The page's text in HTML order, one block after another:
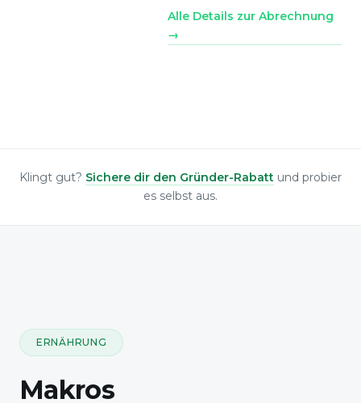
Alle Details zur Abrechnung
→
Klingt gut? Sichere dir den Gründer-Rabatt und probier
es selbst aus.
ERNÄHRUNG
Makros